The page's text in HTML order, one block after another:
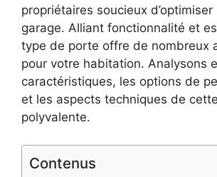
propriétaires soucieux d’optimiser
garage. Alliant fonctionnalité et
type de porte offre de nombreux
pour votre habitation. Analysons
caractéristiques, les options de
et les aspects techniques de
polyvalente.
Contenus